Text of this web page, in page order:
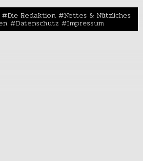
Die Redaktion Nettes & Nützliches
Datenschutz Impressum